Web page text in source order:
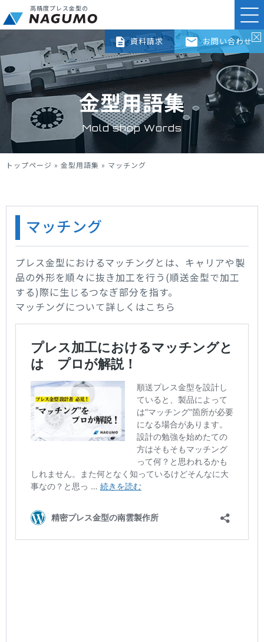
高精度プレス金型の
資料請求 お問い合わせ
金型用語集
Mold shop Words
トップページ » 金型用語集 » マッチング
マッチング
プレス金型におけるマッチングとは、キャリアや製
品の外形を順々に抜き加工を行う(順送金型で加工
する)際に生じるつなぎ部分を指す。
マッチングについて詳しくはこちら